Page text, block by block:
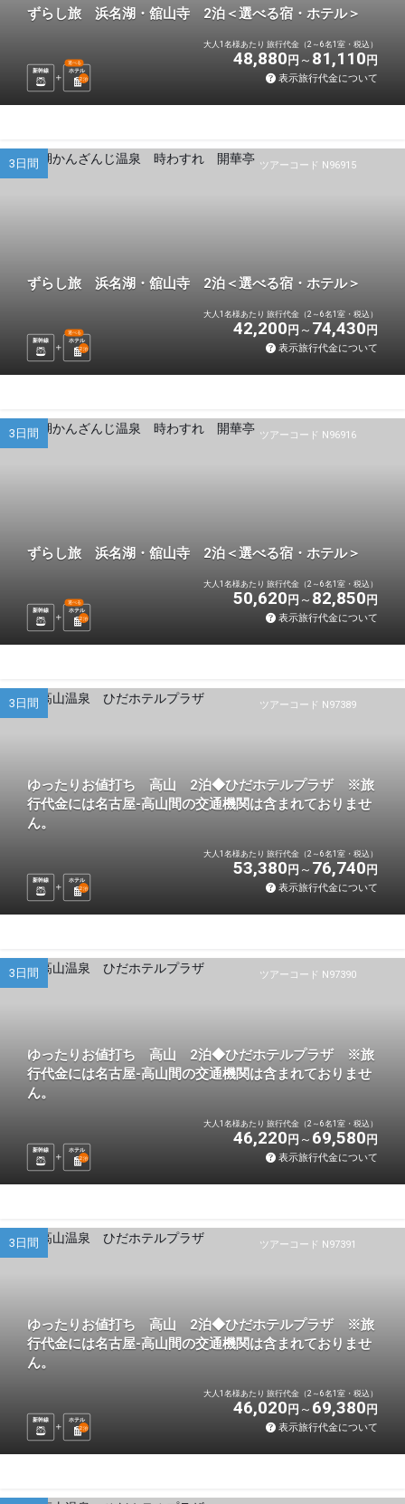
ずらし旅 浜名湖・舘山寺 2泊＜選べる宿・ホテル＞
新幹線 ホテル
選べる
2泊
大人1名様あたり 旅行代金（2～6名1室・税込）
48,880 円 81,110 円
表示旅行代金について
ツアーコード N96915
3日間
ずらし旅 浜名湖・舘山寺 2泊＜選べる宿・ホテル＞
新幹線 ホテル
選べる
2泊
大人1名様あたり 旅行代金（2～6名1室・税込）
42,200 円 74,430 円
表示旅行代金について
ツアーコード N96916
3日間
ずらし旅 浜名湖・舘山寺 2泊＜選べる宿・ホテル＞
新幹線 ホテル
選べる
2泊
大人1名様あたり 旅行代金（2～6名1室・税込）
50,620 円 82,850 円
表示旅行代金について
ツアーコード N97389
3日間
ゆったりお値打ち 高山 2泊◆ひだホテルプラザ ※旅
行代金には名古屋-高山間の交通機関は含まれておりませ
ん。
新幹線
ホテル
2泊
大人1名様あたり 旅行代金（2～6名1室・税込）
53,380 円 76,740 円
表示旅行代金について
ツアーコード N97390
3日間
ゆったりお値打ち 高山 2泊◆ひだホテルプラザ ※旅
行代金には名古屋-高山間の交通機関は含まれておりませ
ん。
新幹線
ホテル
2泊
大人1名様あたり 旅行代金（2～6名1室・税込）
46,220 円 69,580 円
表示旅行代金について
ツアーコード N97391
3日間
ゆったりお値打ち 高山 2泊◆ひだホテルプラザ ※旅
行代金には名古屋-高山間の交通機関は含まれておりませ
ん。
新幹線
ホテル
2泊
大人1名様あたり 旅行代金（2～6名1室・税込）
46,020 円 69,380 円
表示旅行代金について